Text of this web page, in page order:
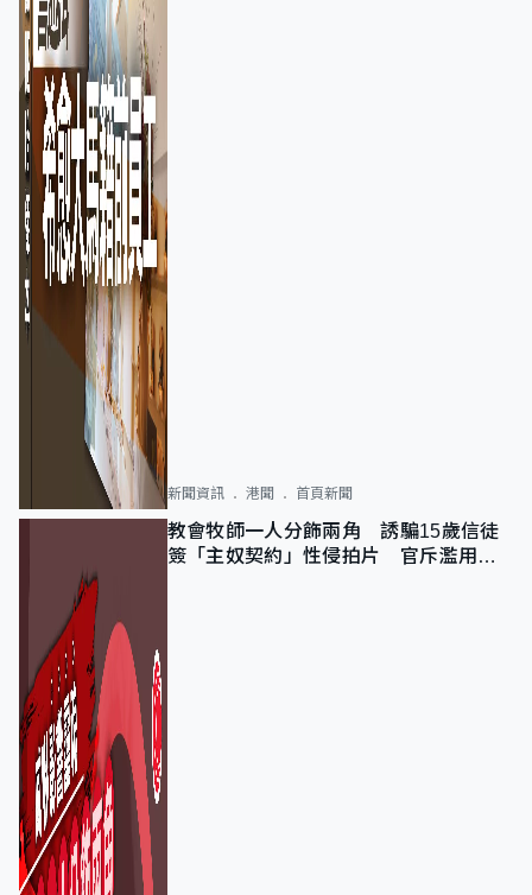
新聞資訊 港聞 首頁新聞
教會牧師一人分飾兩角 誘騙15歲信徒
簽「主奴契約」性侵拍片 官斥濫用教